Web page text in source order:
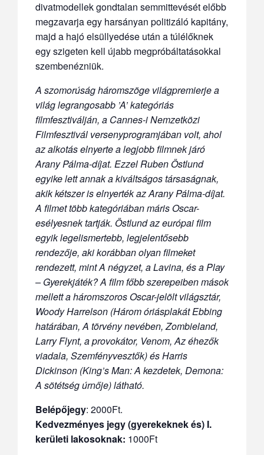
divatmodellek gondtalan semmittevését előbb
megzavarja egy harsányan politizáló kapitány,
majd a hajó elsüllyedése után a túlélőknek
egy szigeten kell újabb megpróbáltatásokkal
szembenézniük.
A szomorúság háromszöge világpremierje a
világ legrangosabb ’A’ kategóriás
filmfesztiválján, a Cannes-i Nemzetközi
Filmfesztivál versenyprogramjában volt, ahol
az alkotás elnyerte a legjobb filmnek járó
Arany Pálma-díjat. Ezzel Ruben Östlund
egyike lett annak a kiváltságos társaságnak,
akik kétszer is elnyerték az Arany Pálma-díjat.
A filmet több kategóriában máris Oscar-
esélyesnek tartják. Östlund az európai film
egyik legelismertebb, legjelentősebb
rendezője, aki korábban olyan filmeket
rendezett, mint A négyzet, a Lavina, és a Play
– Gyerekjáték? A film főbb szerepeiben mások
mellett a háromszoros Oscar-jelölt világsztár,
Woody Harrelson (Három óriásplakát Ebbing
határában, A törvény nevében, Zombieland,
Larry Flynt, a provokátor, Venom, Az éhezők
viadala, Szemfényvesztők) és Harris
Dickinson (King’s Man: A kezdetek, Demona:
A sötétség úrnője) látható.
Belépőjegy: 2000Ft.
Kedvezményes jegy (gyerekeknek és) I.
kerületi lakosoknak: 1000Ft